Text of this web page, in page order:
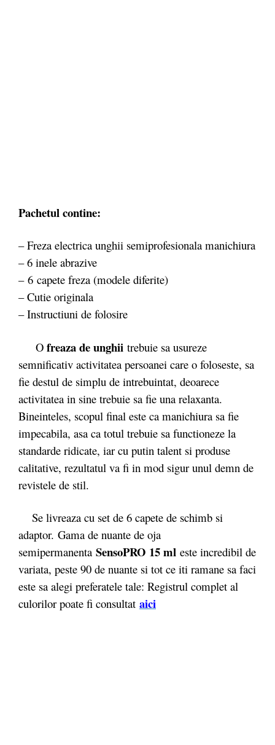
Pachetul contine:
– Freza electrica unghii semiprofesionala manichiura
– 6 inele abrazive
– 6 capete freza (modele diferite)
– Cutie originala
– Instructiuni de folosire
O freaza de unghii trebuie sa usureze
semnificativ activitatea persoanei care o foloseste, sa
fie destul de simplu de intrebuintat, deoarece
activitatea in sine trebuie sa fie una relaxanta.
Bineinteles, scopul final este ca manichiura sa fie
impecabila, asa ca totul trebuie sa functioneze la
standarde ridicate, iar cu putin talent si produse
calitative, rezultatul va fi in mod sigur unul demn de
revistele de stil.
Se livreaza cu set de 6 capete de schimb si
adaptor. Gama de nuante de oja
semipermanenta SensoPRO 15 ml este incredibil de
variata, peste 90 de nuante si tot ce iti ramane sa faci
este sa alegi preferatele tale: Registrul complet al
culorilor poate fi consultat aici